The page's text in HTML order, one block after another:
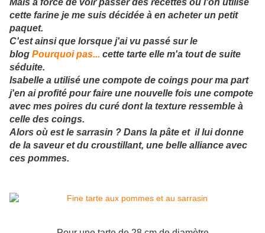
Mais à force de voir passer des recettes où l'on utilise
cette farine je me suis décidée à en acheter un petit
paquet.
C'est ainsi que lorsque j'ai vu passé sur le
blog Pourquoi pas... cette tarte elle m'a tout de suite
séduite.
Isabelle a utilisé une compote de coings pour ma part
j'en ai profité pour faire une nouvelle fois une compote
avec mes poires du curé dont la texture ressemble à
celle des coings.
Alors où est le sarrasin ? Dans la pâte et il lui donne
de la saveur et du croustillant, une belle alliance avec
ces pommes.